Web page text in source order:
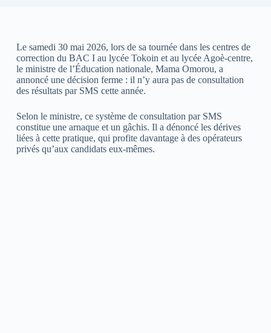
Le samedi 30 mai 2026, lors de sa tournée dans les centres de
correction du BAC I au lycée Tokoin et au lycée Agoè-centre,
le ministre de l’Éducation nationale, Mama Omorou, a
annoncé une décision ferme : il n’y aura pas de consultation
des résultats par SMS cette année.
Selon le ministre, ce système de consultation par SMS
constitue une arnaque et un gâchis. Il a dénoncé les dérives
liées à cette pratique, qui profite davantage à des opérateurs
privés qu’aux candidats eux-mêmes.